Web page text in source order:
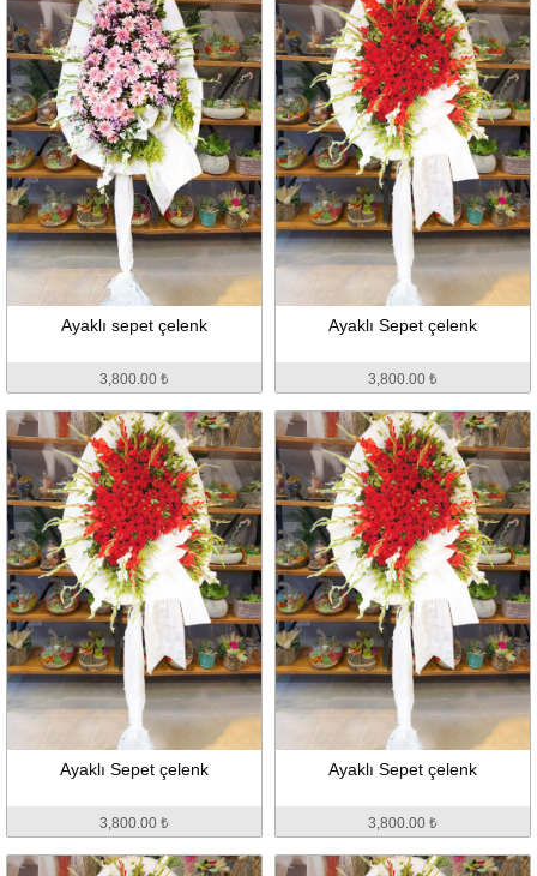
Ayaklı sepet çelenk
3,800.00 ₺
Ayaklı Sepet çelenk
3,800.00 ₺
Ayaklı Sepet çelenk
3,800.00 ₺
Ayaklı Sepet çelenk
3,800.00 ₺